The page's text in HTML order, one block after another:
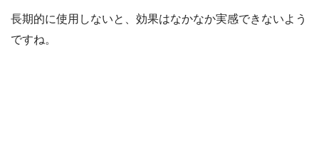
長期的に使用しないと、効果はなかなか実感できないよう
ですね。